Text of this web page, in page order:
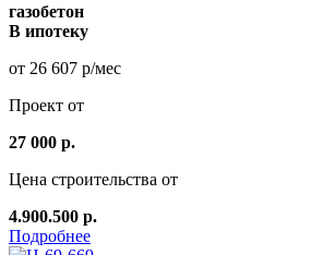
газобетон
В ипотеку
от 26 607 р/мес
Проект от
27 000 р.
Цена строительства от
4.900.500 р.
Подробнее